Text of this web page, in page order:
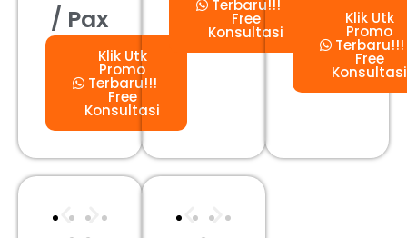
/ Pax
Klik Utk
Promo
Terbaru!!!
Free
Konsultasi
Terbaru!!!
Free
Konsultasi
Klik Utk
Promo
Terbaru!!!
Free
Konsultasi